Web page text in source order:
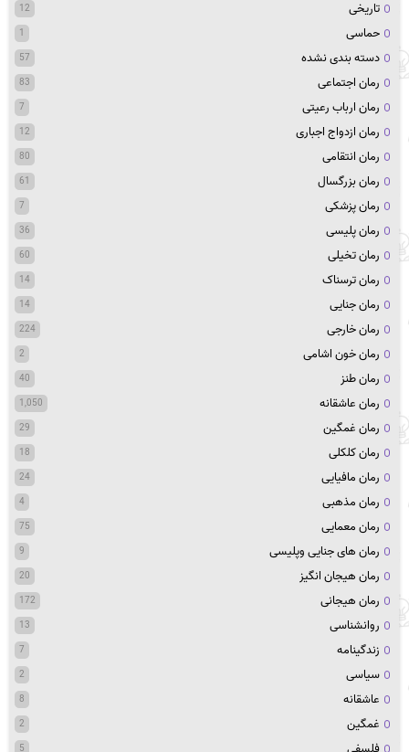
تاریخی 12
حماسی 1
دسته بندی نشده 57
رمان اجتماعی 83
رمان ارباب رعیتی 7
رمان ازدواج اجباری 12
رمان انتقامی 80
رمان بزرگسال 61
رمان پزشکی 7
رمان پلیسی 36
رمان تخیلی 60
رمان ترسناک 14
رمان جنایی 14
رمان خارجی 224
رمان خون اشامی 2
رمان طنز 40
رمان عاشقانه 1,050
رمان غمگین 29
رمان کلکلی 18
رمان مافیایی 24
رمان مذهبی 4
رمان معمایی 75
رمان های جنایی وپلیسی 9
رمان هیجان انگیز 20
رمان هیجانی 172
روانشناسی 13
زندگینامه 7
سیاسی 2
عاشقانه 8
غمگین 2
5